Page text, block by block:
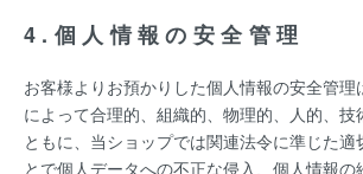
4.個人情報の安全管理
お客様よりお預かりした個人情報の安全管理
によって合理的、組織的、物理的、人的、技
ともに、当ショップでは関連法令に準じた適
とで個人データへの不正な侵入、個人情報の